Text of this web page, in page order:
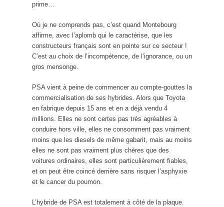
prime…
Où je ne comprends pas, c’est quand Montebourg
affirme, avec l’aplomb qui le caractérise, que les
constructeurs français sont en pointe sur ce secteur !
C’est au choix de l’incompétence, de l’ignorance, ou un
gros mensonge.
PSA vient à peine de commencer au compte-gouttes la
commercialisation de ses hybrides. Alors que Toyota
en fabrique depuis 15 ans et en a déjà vendu 4
millions. Elles ne sont certes pas très agréables à
conduire hors ville, elles ne consomment pas vraiment
moins que les diesels de même gabarit, mais au moins
elles ne sont pas vraiment plus chères que des
voitures ordinaires, elles sont particulièrement fiables,
et on peut être coincé derrière sans risquer l’asphyxie
et le cancer du poumon.
L’hybride de PSA est totalement à côté de la plaque.